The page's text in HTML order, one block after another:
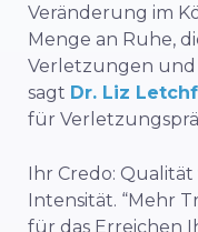
Veränderung im
Menge an Ruhe,
Verletzungen und
sagt Dr. Liz
für
Ihr Credo:
Intensität. “Mehr
für das Erreichen